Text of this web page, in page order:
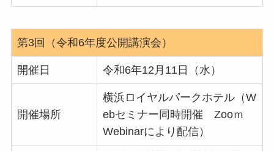
第3回（令和6年度公開講演会）
開催日 令和6年12月11日（水）
開催場所
横浜ロイヤルパークホテル（W
ebセミナー同時開催 Zooｍ
Webinarにより配信）